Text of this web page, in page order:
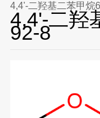
4,4'-二羟基二苯甲烷
4,4'-二羟
92-8